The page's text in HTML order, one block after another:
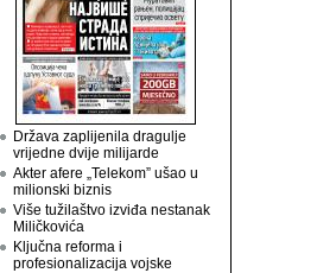
Država zaplijenila dragulje
vrijedne dvije milijarde
Akter afere „Telekom” ušao u
milionski biznis
Više tužilaštvo izviđa nestanak
Miličkovića
Ključna reforma i
profesionalizacija vojske